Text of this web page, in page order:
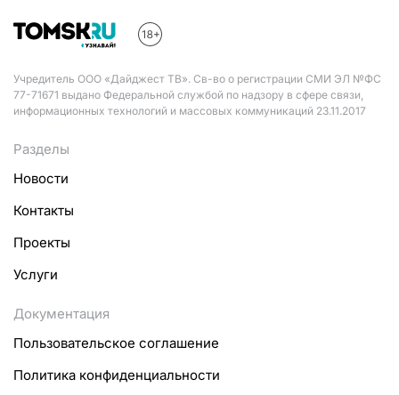
Учредитель ООО «Дайджест ТВ». Св-во о регистрации СМИ ЭЛ №ФС
77-71671 выдано Федеральной службой по надзору в сфере связи,
информационных технологий и массовых коммуникаций 23.11.2017
Разделы
Новости
Контакты
Проекты
Услуги
Документация
Пользовательское соглашение
Политика конфиденциальности